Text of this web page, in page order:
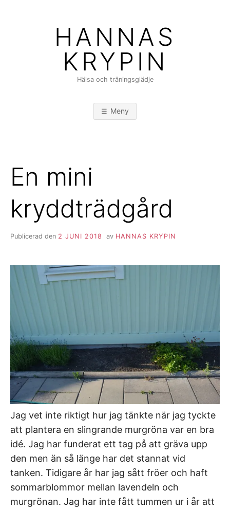
HANNAS
KRYPIN
Hälsa och träningsglädje
Meny
En mini
kryddträdgård
Publicerad den 2 JUNI 2018 av HANNAS KRYPIN
Jag vet inte riktigt hur jag tänkte när jag tyckte
att plantera en slingrande murgröna var en bra
idé. Jag har funderat ett tag på att gräva upp
den men än så länge har det stannat vid
tanken. Tidigare år har jag sått fröer och haft
sommarblommor mellan lavendeln och
murgrönan. Jag har inte fått tummen ur i år att